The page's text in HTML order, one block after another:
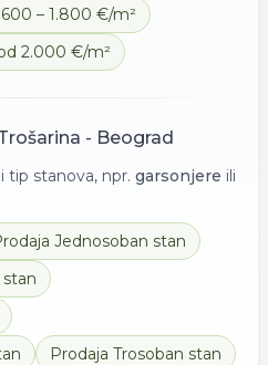
– 1.800 €/m²
2.000 €/m²
- Beograd
tip stanova, npr. garsonjere ili
Jednosoban stan
Prodaja Trosoban stan